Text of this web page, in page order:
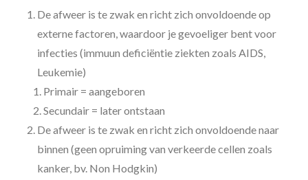
De afweer is te zwak en richt zich onvoldoende op
externe factoren, waardoor je gevoeliger bent voor
infecties (immuun deficiëntie ziekten zoals AIDS,
Leukemie)
Primair = aangeboren
Secundair = later ontstaan
De afweer is te zwak en richt zich onvoldoende naar
binnen (geen opruiming van verkeerde cellen zoals
kanker, bv. Non Hodgkin)